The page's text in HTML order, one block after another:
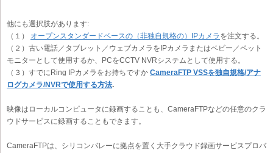
他にも選択肢があります:
（１） オープンスタンダードベースの（非独自規格の）IPカメラ を注文する。
（２）古い電話／タブレット／ウェブカメラをIPカメラまたはベビー／ペット
モニターとして使用するか、PCをCCTV NVRシステムとして使用する。
（３）すでにRing IPカメラをお持ちですか CameraFTP VSSを独自規格/アナ
ログカメラ/NVRで使用する方法.
映像はローカルコンピュータに録画することも、CameraFTPなどの任意のクラ
ウドサービスに録画することもできます。
CameraFTPは、シリコンバレーに拠点を置く大手クラウド録画サービスプロバ